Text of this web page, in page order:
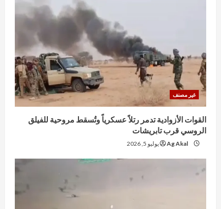
غير مصنف
القوات الأزوادية تدمر رتلاً عسكرياً وتُسقط مروحية للفيلق
الروسي قرب تابريشات
Ag Akal يوليو 5, 2026